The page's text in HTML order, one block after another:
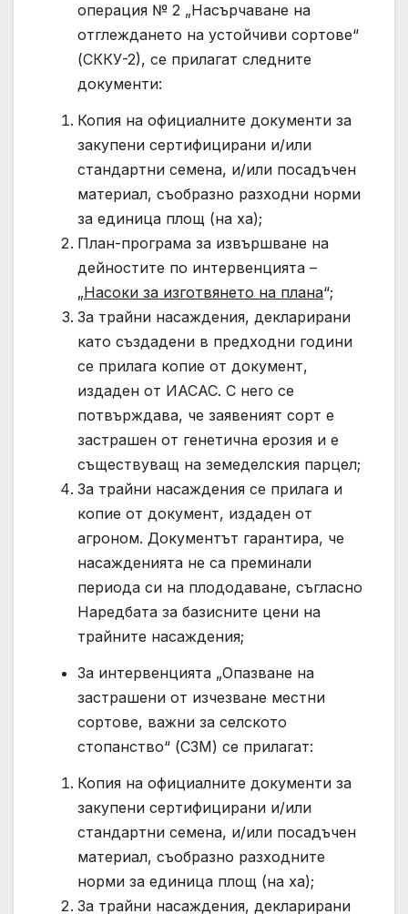
операция № 2 „Насърчаване на
отглеждането на устойчиви сортове“
(СККУ-2), се прилагат следните
документи:
Копия на официалните документи за
закупени сертифицирани и/или
стандартни семена, и/или посадъчен
материал, съобразно разходни норми
за единица площ (на ха);
План-програма за извършване на
дейностите по интервенцията –
„Насоки за изготвянето на плана“;
За трайни насаждения, декларирани
като създадени в предходни години
се прилага копие от документ,
издаден от ИАСАС. С него се
потвърждава, че заявеният сорт е
застрашен от генетична ерозия и е
съществуващ на земеделския парцел;
За трайни насаждения се прилага и
копие от документ, издаден от
агроном. Документът гарантира, че
насажденията не са преминали
периода си на плододаване, съгласно
Наредбата за базисните цени на
трайните насаждения;
За интервенцията „Опазване на
застрашени от изчезване местни
сортове, важни за селското
стопанство“ (СЗМ) се прилагат:
Копия на официалните документи за
закупени сертифицирани и/или
стандартни семена, и/или посадъчен
материал, съобразно разходните
норми за единица площ (на ха);
За трайни насаждения, декларирани